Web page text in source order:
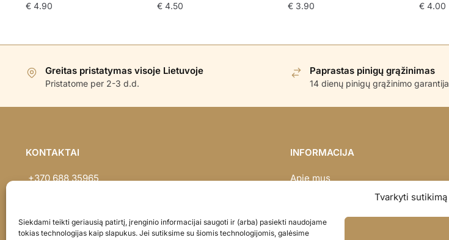
Tvarkyti sutikimą
Siekdami teikti geriausią patirtį, įrenginio informacijai saugoti ir (arba) pasiekti naudojame
tokias technologijas kaip slapukus. Jei sutiksime su šiomis technologijomis, galėsime
€4.90 €4.50 € 3.90 € 4.00
Greitas pristatymas visoje Lietuvoje
Pristatome per 2-3 d.d.
Paprastas pinigų grąžinimas
14 dienų pinigų grąžinimo garantija
KONTAKTAI
+370 688 35965
INFORMACIJA
Apie mus
Privatumo politika